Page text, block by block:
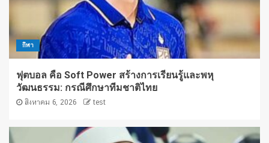
กีฬา
ฟุตบอล คือ Soft Power สร้างการเรียนรู้และพหุ
วัฒนธรรม: กรณีศึกษาทีมชาติไทย
สิงหาคม 6, 2026 test